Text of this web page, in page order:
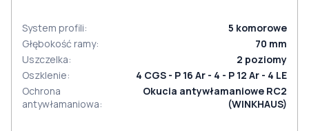
System profili: 5 komorowe
Głębokość ramy: 70 mm
Uszczelka: 2 poziomy
Oszklenie:
4 CGS - P 16 Ar - 4 - P 12 Ar - 4 LE
Ochrona
antywłamaniowa:
Okucia antywłamaniowe RC2
(WINKHAUS)